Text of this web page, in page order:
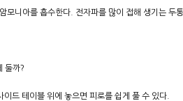
니아를 흡수한다. 전자파를 많이 접해 생기는 두
둘까?
드 테이블 위에 놓으면 피로를 쉽게 풀 수 있다.